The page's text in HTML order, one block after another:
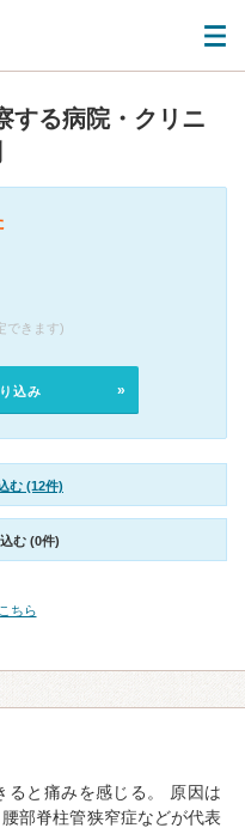
する病院・クリニ
できます)
込み
む (12件)
む (0件)
ちら
ると痛みを感じる。 原因は
部脊柱管狭窄症などが代表